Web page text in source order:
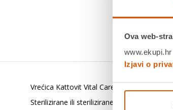
Ova web-
Izjavi o
Vrećica Kattovit Vital Care sterilizirane
Sterilizirane ili sterilizirane mačke obično